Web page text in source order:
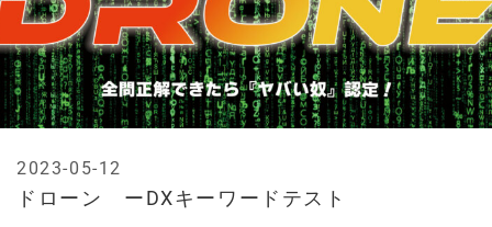
ドローン ーDXキーワードテスト
2023-05-12